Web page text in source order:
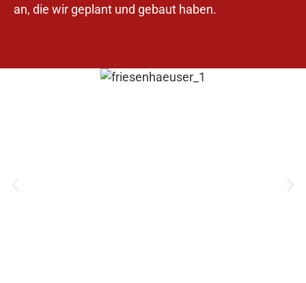
an, die wir geplant und gebaut haben.